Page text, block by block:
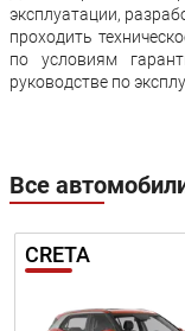
эксплуатации,
проходить
по условиям
руководстве по
Все
CRETA